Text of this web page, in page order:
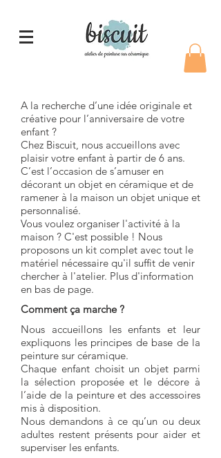
A la recherche d’une idée originale et
créative pour l’anniversaire de votre
enfant ?
Chez Biscuit, nous accueillons avec
plaisir votre enfant à partir de 6 ans.
C’est l’occasion de s’amuser en
décorant un objet en céramique et de
ramener à la maison un objet unique et
personnalisé.
Vous voulez organiser l'activité à la
maison ? C'est possible ! Nous
proposons un kit complet avec tout le
matériel nécessaire qu'il suffit de venir
chercher à l'atelier. Plus d'information
en bas de page.
Comment ça marche ?
Nous accueillons les enfants et leur
expliquons les principes de base de la
peinture sur céramique.
Chaque enfant choisit un objet parmi
la sélection proposée et le décore à
l’aide de la peinture et des accessoires
mis à disposition.
Nous demandons à ce qu’un ou deux
adultes restent présents pour aider et
superviser les enfants.